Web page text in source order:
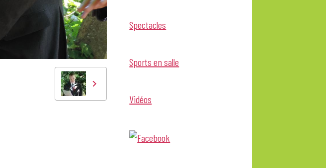
Spectacles
Sports en salle
Vidéos